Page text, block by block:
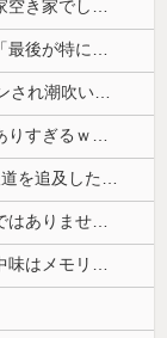
実家でお留守番してたら警官が来訪、「この家空き家でしたよね？」と問いかけてくるが実際は30年ほど住んでおり……
【動画】愛しすぎるおばかな猫ちゃんが話題「最後が特にかわいいｗ」
海水浴場の10代ギャル、女友達にノリで手マンされ潮吹いてガチイキしてしまうｗｗｗ
【画像】 『"鼻"の整形』、あまりにも効果がありすぎるｗｗｗｗｗｗｗｗｗｗｗ
（ ´_ゝ`）国会でしつこく週刊誌の中傷動画報道を追及した立憲議員、自身への誹謗中傷・苦情電話被害を訴え「総理に疑問を質す、当然のことをした...
まんさん「女性の膣は男性器を挿入するものではありません」
韓国メディア「経済成長しているといっても中味はメモリ価格だけ。雇用増加見通しが半減してしまった」……韓国の内需不況は根強い状況っすね